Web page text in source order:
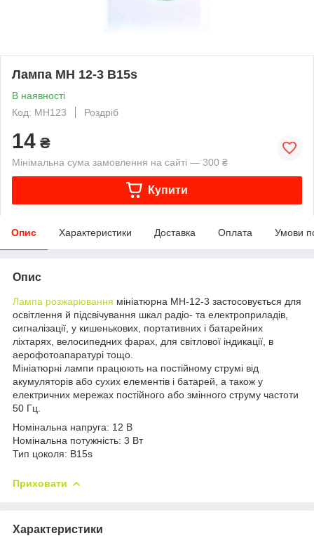
Лампа МН 12-3 В15s
В наявності
Код: МН123
Роздріб
14 ₴
Мінімальна сума замовлення на сайті — 300 ₴
Купити
Опис Характеристики Доставка Оплата Умови
Опис
Лампа розжарювання мініатюрна МН-12-3 застосовується для
освітлення й підсвічування шкал радіо- та електроприладів,
сигналізації, у кишенькових, портативних і батарейних
ліхтарях, велосипедних фарах, для світлової індикації, в
аерофотоапаратурі тощо.
Мініатюрні лампи працюють на постійному струмі від
акумуляторів або сухих елементів і батарей, а також у
електричних мережах постійного або змінного струму частоти
50 Гц.
Номінальна напруга: 12 В
Номінальна потужність: 3 Вт
Тип цоколя: B15s
Приховати
Характеристики